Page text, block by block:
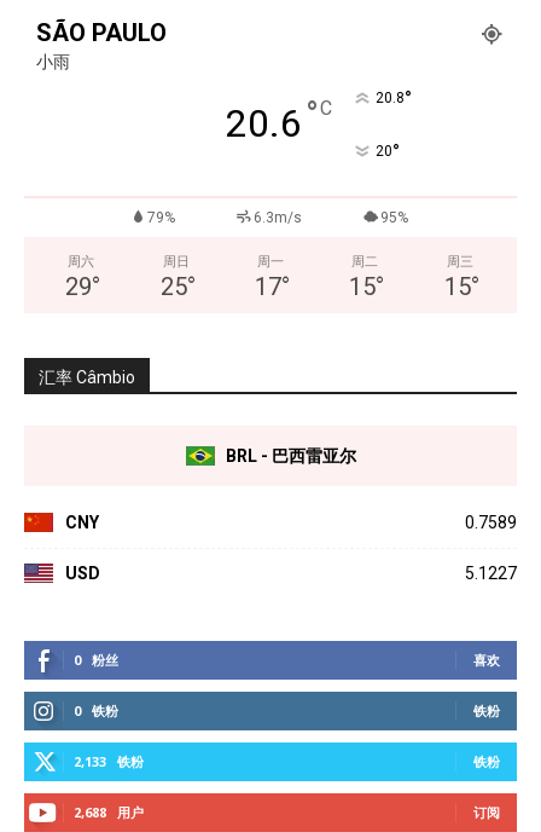
SÃO PAULO
小雨
20.6 °C 20.8°
20°
79% 6.3m/s 95%
周六
29°
周日
25°
周一
17°
周二
15°
周三
15°
汇率 Câmbio
BRL - 巴西雷亚尔
CNY 0.7589
USD 5.1227
0 粉丝 喜欢
0 铁粉 铁粉
2,133 铁粉 铁粉
2,688 用户 订阅